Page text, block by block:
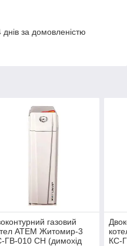
за домовленістю
газовий
АТЕМ Житомир-3
ГВ-010 СН (димохід
КС-